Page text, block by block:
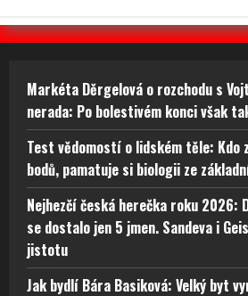
Markéta Děrgelová o rozchodu s
nerada: Po bolestivém konci však
Test vědomostí o lidském těle: Kdo
bodů, pamatuje si biologii ze
Nejhezčí česká herečka roku 2026:
se dostalo jen 5 jmen. Sandeva i
jistotu
Jak bydlí Bára Basiková: Velký byt